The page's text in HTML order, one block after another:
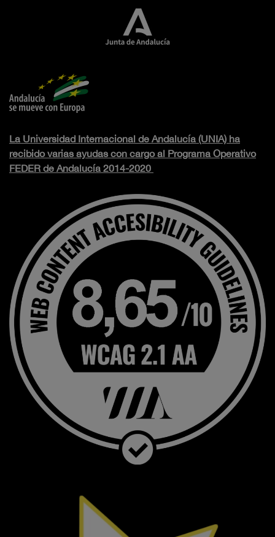
La Universidad Internacional de Andalucía (UNIA) ha
recibido varias ayudas con cargo al Programa Operativo
FEDER de Andalucía 2014-2020